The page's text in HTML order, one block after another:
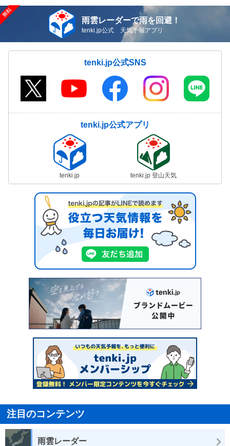
雨雲レーダーで雨を回避！
tenki.jp公式 天気予報アプリ
tenki.jp公式SNS
tenki.jp公式アプリ
tenki.jp tenki.jp 登山天気
注目のコンテンツ
雨雲レーダー